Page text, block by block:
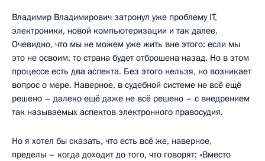
Владимир Владимирович затронул уже проблему IT,
электроники, новой компьютеризации и так далее.
Очевидно, что мы не можем уже жить вне этого: если мы
это не освоим, то страна будет отброшена назад. Но в этом
процессе есть два аспекта. Без этого нельзя, но возникает
вопрос о мере. Наверное, в судебной системе не всё ещё
решено – далеко ещё даже не всё решено – с внедрением
так называемых аспектов электронного правосудия.
Но я хотел бы сказать, что есть всё же, наверное,
пределы – когда доходит до того, что говорят: «Вместо